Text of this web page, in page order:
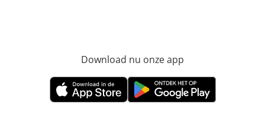
Download nu onze app
Opent in nieuw vensterOpent in nieuw venster